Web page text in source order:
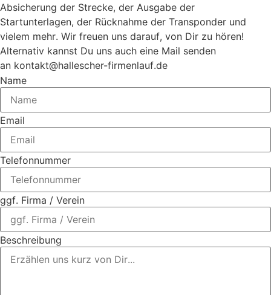
Absicherung der Strecke, der Ausgabe der
Startunterlagen, der Rücknahme der Transponder und
vielem mehr. Wir freuen uns darauf, von Dir zu hören!
Alternativ kannst Du uns auch eine Mail senden
an kontakt@hallescher-firmenlauf.de
Name
Email
Telefonnummer
ggf. Firma / Verein
Beschreibung